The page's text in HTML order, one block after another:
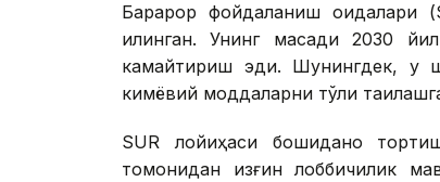
Барқарор фойдаланиш
қилинган. Унинг мақсади 2030
камайтириш эди. Шунингдек, у
кимёвий моддаларни тўлиқ
SUR лойиҳаси бошиданоқ
томонидан қизғин лоббичилик